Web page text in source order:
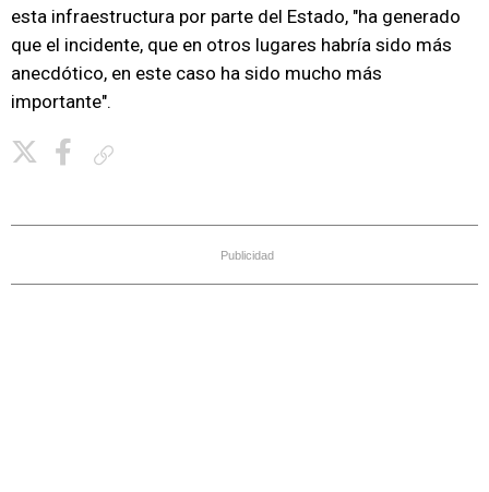
esta infraestructura por parte del Estado, "ha generado
que el incidente, que en otros lugares habría sido más
anecdótico, en este caso ha sido mucho más
importante".
Publicidad